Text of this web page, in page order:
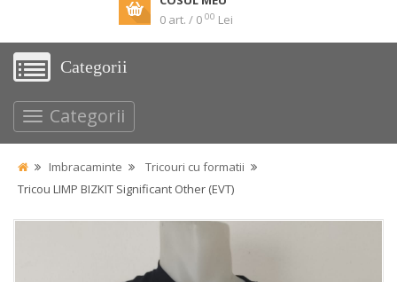
0 art. / 0 00 Lei
Categorii
Categorii
Imbracaminte
Tricouri cu formatii
Tricou LIMP BIZKIT Significant Other (EVT)